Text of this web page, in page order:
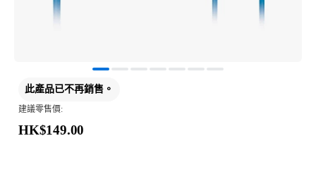
此產品已不再銷售。
建議零售價:
HK$149.00